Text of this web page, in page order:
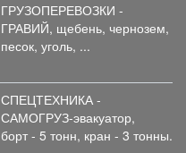
ГРУЗОПЕРЕВОЗКИ -
ГРАВИЙ, щебень, чернозем,
песок, уголь, ...
СПЕЦТЕХНИКА -
САМОГРУЗ-эвакуатор,
борт - 5 тонн, кран - 3 тонны.